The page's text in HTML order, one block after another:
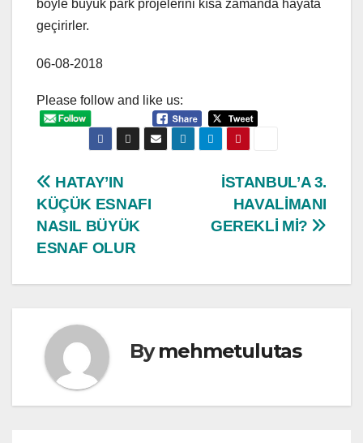
böyle büyük park projelerini kısa zamanda hayata
geçirirler.
06-08-2018
Please follow and like us:
Post
navigation
İSTANBUL’A 3.
HAVALİMANI
GEREKLİ Mİ?
HATAY’IN
KÜÇÜK ESNAFI
NASIL BÜYÜK
ESNAF OLUR
Bymehmetulutas